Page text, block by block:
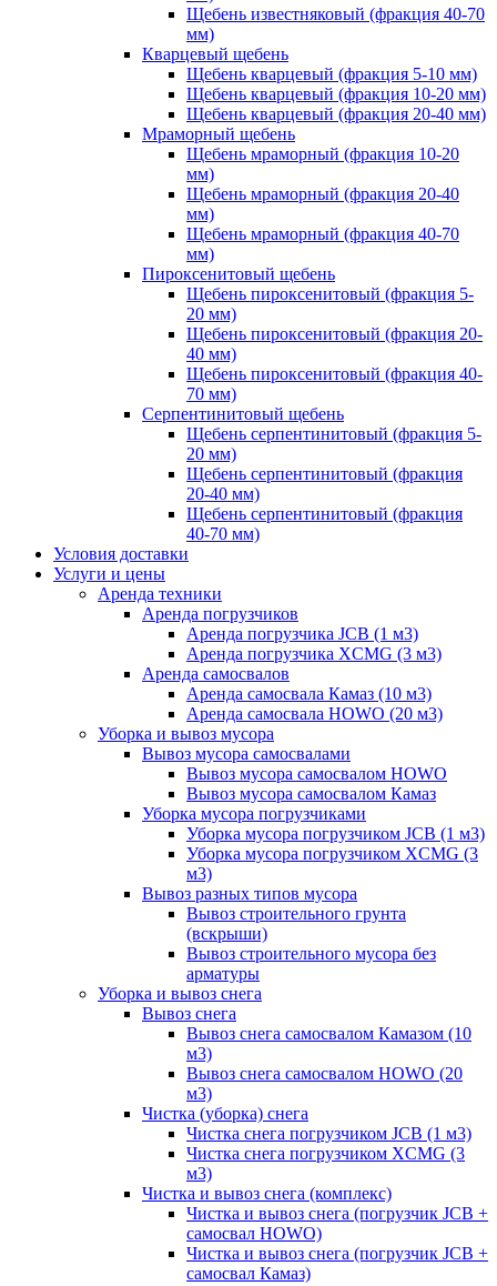
Щебень известняковый (фракция 40-70
мм)
Кварцевый щебень
Щебень кварцевый (фракция 5-10 мм)
Щебень кварцевый (фракция 10-20 мм)
Щебень кварцевый (фракция 20-40 мм)
Мраморный щебень
Щебень мраморный (фракция 10-20
мм)
Щебень мраморный (фракция 20-40
мм)
Щебень мраморный (фракция 40-70
мм)
Пироксенитовый щебень
Щебень пироксенитовый (фракция 5-
20 мм)
Щебень пироксенитовый (фракция 20-
40 мм)
Щебень пироксенитовый (фракция 40-
70 мм)
Серпентинитовый щебень
Щебень серпентинитовый (фракция 5-
20 мм)
Щебень серпентинитовый (фракция
20-40 мм)
Щебень серпентинитовый (фракция
40-70 мм)
Условия доставки
Услуги и цены
Аренда техники
Аренда погрузчиков
Аренда погрузчика JCB (1 м3)
Аренда погрузчика XCMG (3 м3)
Аренда самосвалов
Аренда самосвала Камаз (10 м3)
Аренда самосвала HOWO (20 м3)
Уборка и вывоз мусора
Вывоз мусора самосвалами
Вывоз мусора самосвалом HOWO
Вывоз мусора самосвалом Камаз
Уборка мусора погрузчиками
Уборка мусора погрузчиком JCB (1 м3)
Уборка мусора погрузчиком XCMG (3
м3)
Вывоз разных типов мусора
Вывоз строительного грунта
(вскрыши)
Вывоз строительного мусора без
арматуры
Уборка и вывоз снега
Вывоз снега
Вывоз снега самосвалом Камазом (10
м3)
Вывоз снега самосвалом HOWO (20
м3)
Чистка (уборка) снега
Чистка снега погрузчиком JCB (1 м3)
Чистка снега погрузчиком XCMG (3
м3)
Чистка и вывоз снега (комплекс)
Чистка и вывоз снега (погрузчик JCB +
самосвал HOWO)
Чистка и вывоз снега (погрузчик JCB +
самосвал Камаз)